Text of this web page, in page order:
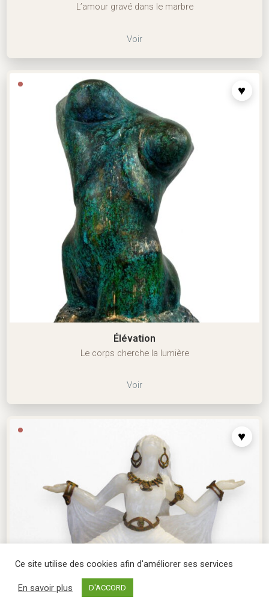
L’amour gravé dans le marbre
Voir
Élévation
Le corps cherche la lumière
Voir
Ce site utilise des cookies afin d'améliorer ses services
En savoir plus D'ACCORD